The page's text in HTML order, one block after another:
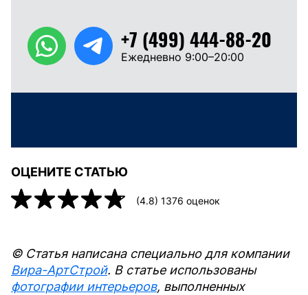
+7 (499) 444-88-20
Ежедневно 9:00–20:00
ОЦЕНИТЕ СТАТЬЮ
(4.8) 1376 оценок
© Статья написана специально для компании
Вира-АртСтрой. В статье использованы
фотографии интерьеров, выполненных